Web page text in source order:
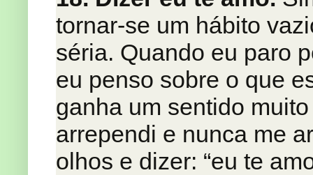
tornar-se um hábito
séria. Quando eu paro
eu penso sobre o que
ganha um sentido
arrependi e nunca me
olhos e dizer: “eu te